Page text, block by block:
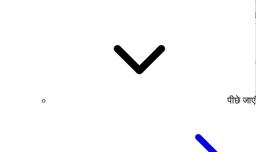
पीछे जाएं